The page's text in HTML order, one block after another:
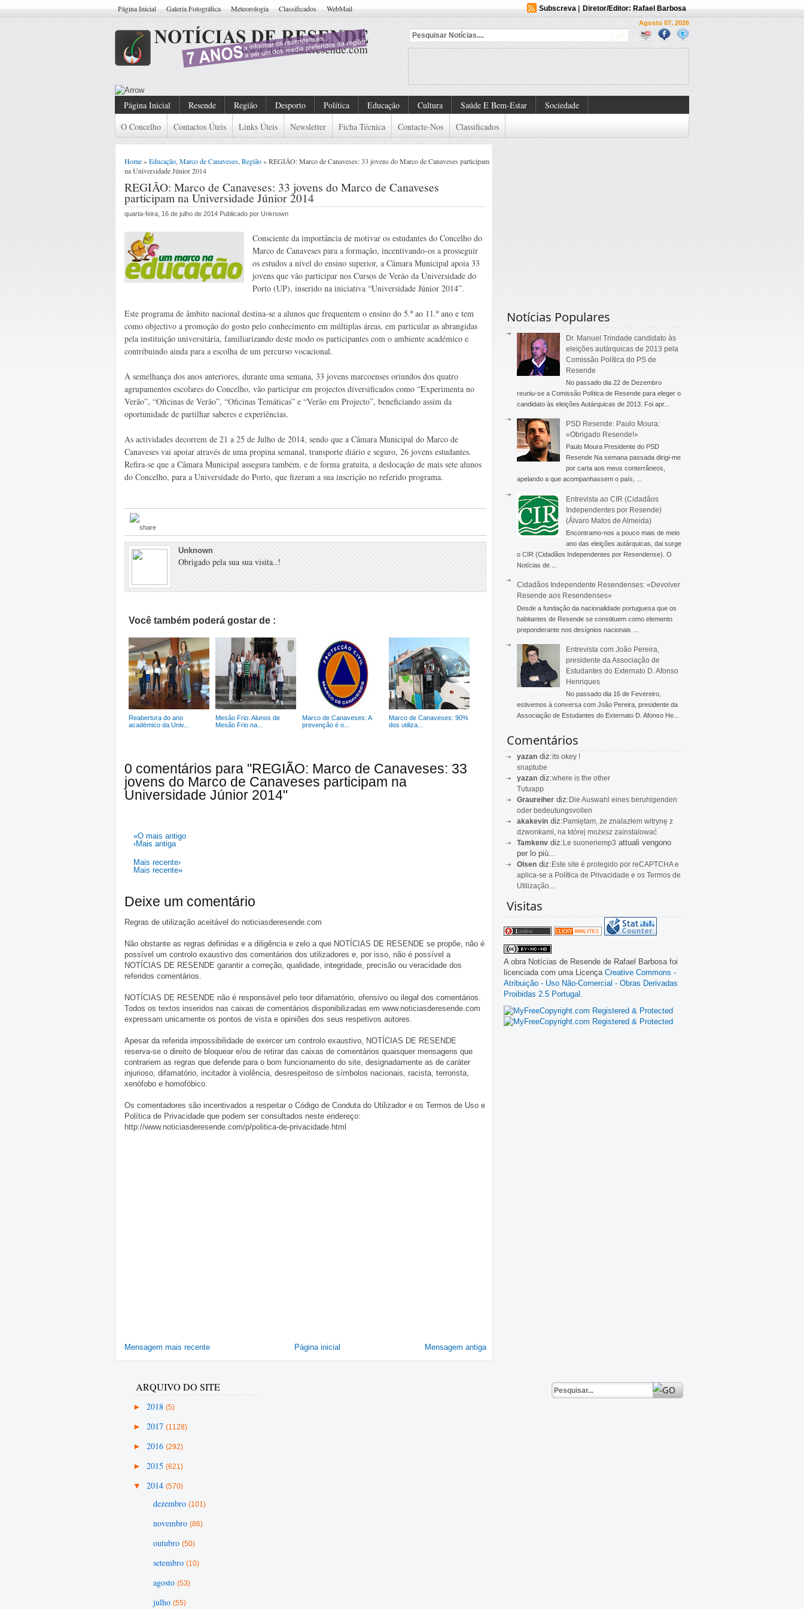
Página Inicial Galeria Fotográfica Meteorologia Classificados WebMail Subscreva| Diretor/Editor: Rafael Barbosa
Agosto 07, 2026
Página Inicial Resende Região Desporto Política Educação Cultura Saúde E Bem-Estar
Sociedade
O Concelho
Contactos Úteis Links Úteis Newsletter Ficha Técnica Contacte-Nos Classificados
Home»Educação Marco de Canaveses Região» REGIÃO: Marco de Canaveses: 33 jovens do Marco de Canaveses participam
na Universidade Júnior 2014
REGIÃO: Marco de Canaveses: 33 jovens do Marco de Canaveses
participam na Universidade Júnior 2014
quarta-feira, 16 de julho de 2014 Publicado por Unknown
Consciente da importância de motivar os estudantes do Concelho do
Marco de Canaveses para a formação, incentivando-os a prosseguir
os estudos a nível do ensino superior, a Câmara Municipal apoia 33
jovens que vão participar nos Cursos de Verão da Universidade do
Porto (UP), inserido na iniciativa “Universidade Júnior 2014”.
Este programa de âmbito nacional destina-se a alunos que frequentem o ensino do 5.º ao 11.º ano e tem
como objectivo a promoção do gosto pelo conhecimento em múltiplas áreas, em particular as abrangidas
pela instituição universitária, familiarizando deste modo os participantes com o ambiente académico e
contribuindo ainda para a escolha de um percurso vocacional.
À semelhança dos anos anteriores, durante uma semana, 33 jovens marcoenses oriundos dos quatro
agrupamentos escolares do Concelho, vão participar em projectos diversificados como “Experimenta no
Verão”, “Oficinas de Verão”, “Oficinas Temáticas” e “Verão em Projecto”, beneficiando assim da
oportunidade de partilhar saberes e experiências.
As actividades decorrem de 21 a 25 de Julho de 2014, sendo que a Câmara Municipal do Marco de
Canaveses vai apoiar através de uma propina semanal, transporte diário e seguro, 26 jovens estudantes.
Refira-se que a Câmara Municipal assegura também, e de forma gratuita, a deslocação de mais sete alunos
do Concelho, para a Universidade do Porto, que fizeram a sua inscrição no referido programa.
Unknown
Obrigado pela sua sua visita..!
Você também poderá gostar de :
Reabertura do ano
académico da Univ...
Mesão Frio: Alunos de
Mesão Frio na...
Marco de Canaveses: A
prevenção é o...
Marco de Canaveses: 90%
dos utiliza...
0 comentários para "REGIÃO: Marco de Canaveses: 33
jovens do Marco de Canaveses participam na
Universidade Júnior 2014"
«O mais antigo
‹Mais antiga
Mais recente›
Mais recente»
Deixe um comentário
Regras de utilização aceitável do noticiasderesende.com
Não obstante as regras definidas e a diligência e zelo a que NOTÍCIAS DE RESENDE se propõe, não é
possível um controlo exaustivo dos comentários dos utilizadores e, por isso, não é possível a
NOTÍCIAS DE RESENDE garantir a correção, qualidade, integridade, precisão ou veracidade dos
referidos comentários.
NOTÍCIAS DE RESENDE não é responsável pelo teor difamatório, ofensivo ou ilegal dos comentários.
Todos os textos inseridos nas caixas de comentários disponibilizadas em www.noticiasderesende.com
expressam unicamente os pontos de vista e opiniões dos seus respetivos autores.
Apesar da referida impossibilidade de exercer um controlo exaustivo, NOTÍCIAS DE RESENDE
reserva-se o direito de bloquear e/ou de retirar das caixas de comentários quaisquer mensagens que
contrariem as regras que defende para o bom funcionamento do site, designadamente as de caráter
injurioso, difamatório, incitador à violência, desrespeitoso de símbolos nacionais, racista, terrorista,
xenófobo e homofóbico.
Os comentadores são incentivados a respeitar o Código de Conduta do Utilizador e os Termos de Uso e
Política de Privacidade que podem ser consultados neste endereço:
http://www.noticiasderesende.com/p/politica-de-privacidade.html
Mensagem mais recente Mensagem antiga
Página inicial
Notícias Populares
Dr. Manuel Trindade candidato às
eleições autárquicas de 2013 pela
Comissão Política do PS de
Resende
No passado dia 22 de Dezembro
reuniu-se a Comissão Política de Resende para eleger o
candidato às eleições Autárquicas de 2013. Foi apr...
PSD Resende: Paulo Moura:
«Obrigado Resende!»
Paulo Moura Presidente do PSD
Resende Na semana passada dirigi-me
por carta aos meus conterrâneos,
apelando a que acompanhassem o país, ...
Entrevista ao CIR (Cidadãos
Independentes por Resende)
(Álvaro Matos de Almeida)
Encontramo-nos a pouco mais de meio
ano das eleições autárquicas, dai surge
o CIR (Cidadãos Independentes por Resendense). O
Notícias de ...
Cidadãos Independente Resendenses: «Devolver
Resende aos Resendenses»
Desde a fundação da nacionalidade portuguesa que os
habitantes de Resende se constituem como elemento
preponderante nos desígnios nacionais ...
Entrevista com João Pereira,
presidente da Associação de
Estudantes do Externato D. Afonso
Henriques
No passado dia 16 de Fevereiro,
estivemos à conversa com João Pereira, presidente da
Associação de Estudantes do Externato D. Afonso He...
Comentários
yazan diz:its okey !
snaptube
yazan diz:where is the other
Tutuapp
Graureiher diz:Die Auswahl eines beruhigenden
oder bedeutungsvollen
akakevin diz:Pamiętam, że znalazłem witrynę z
dzwonkami, na której możesz zainstalować
Tamkenv diz:Le suoneriemp3 attuali vengono
per lo più...
Olsen diz:Este site é protegido por reCAPTCHA e
aplica-se a Política de Privacidade e os Termos de
Utilização...
Visitas
A obra Notícias de Resende de Rafael Barbosa foi
licenciada com uma Licença Creative Commons -
Atribuição - Uso Não-Comercial - Obras Derivadas
Proibidas 2.5 Portugal
ARQUIVO DO SITE
► 2018 (5)
► 2017 (1128)
► 2016 (292)
► 2015 (621)
▼ 2014 (570)
dezembro (101)
novembro (86)
outubro (50)
setembro (10)
agosto (53)
julho (55)